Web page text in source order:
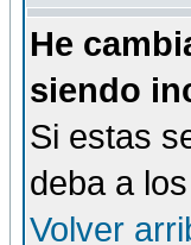
He
siendo
Si estas
deba a
Volver